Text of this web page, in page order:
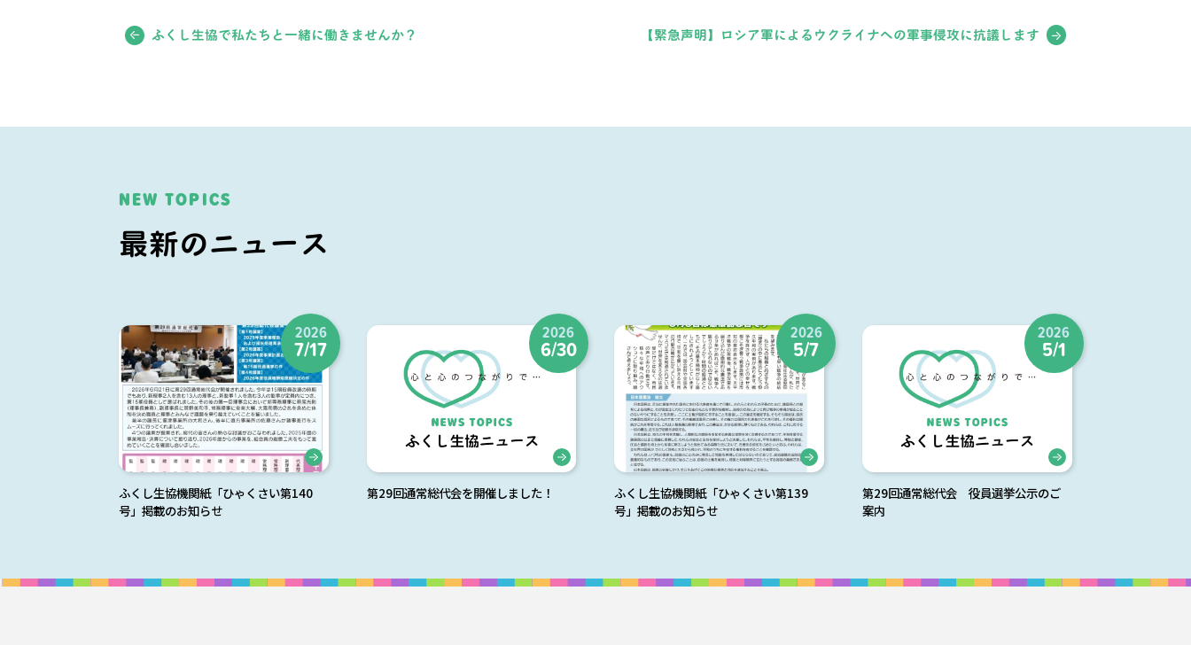
ふくし生協で私たちと一緒に働きませんか？ 【緊急声明】ロシア軍によるウクライナへの軍事侵攻に抗議します
NEW TOPICS
最新のニュース
2026
7/17
ふくし生協機関紙「ひゃくさい第140
号」掲載のお知らせ
2026
6/30
第29回通常総代会を開催しました！
2026
5/7
ふくし生協機関紙「ひゃくさい第139
号」掲載のお知らせ
2026
5/1
第29回通常総代会 役員選挙公示のご
案内